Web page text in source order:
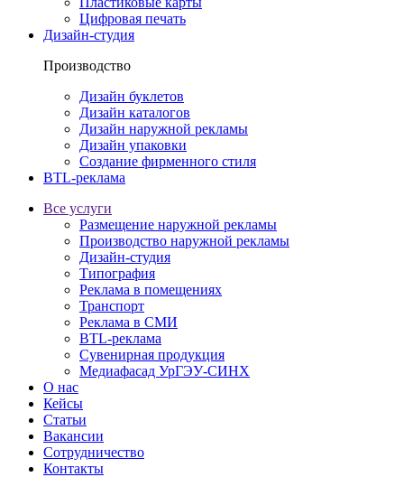
Цифровая печать
Дизайн-студия
Производство
Дизайн буклетов
Дизайн каталогов
Дизайн наружной рекламы
Дизайн упаковки
Создание фирменного стиля
BTL-реклама
Все услуги
Размещение наружной рекламы
Производство наружной рекламы
Дизайн-студия
Типография
Реклама в помещениях
Транспорт
Реклама в СМИ
BTL-реклама
Сувенирная продукция
Медиафасад УрГЭУ-СИНХ
О нас
Кейсы
Статьи
Вакансии
Сотрудничество
Контакты